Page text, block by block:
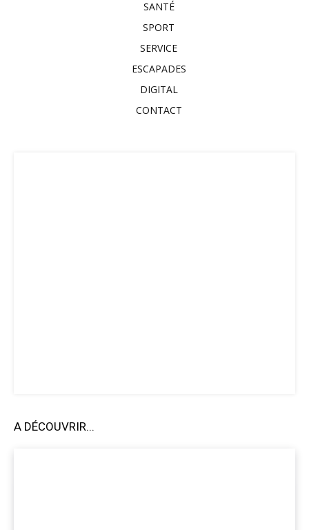
SANTÉ
SPORT
SERVICE
ESCAPADES
DIGITAL
CONTACT
A DÉCOUVRIR...